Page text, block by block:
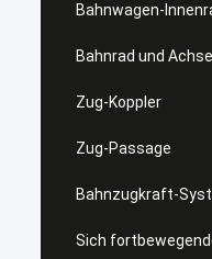
Bahnwagen-
Bahnrad und Achse
Zug-Koppler
Zug-Passage
Bahnzugkraft-
Sich